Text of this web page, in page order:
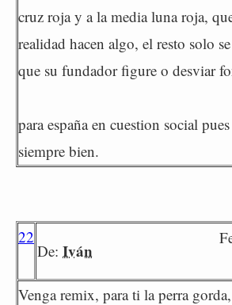
cruz roja y a la media luna roja,
realidad hacen algo, el resto solo
que su fundador figure o desviar
para españa en cuestion social
siempre bien.
22
De: Iván
Venga remix, para ti la perra